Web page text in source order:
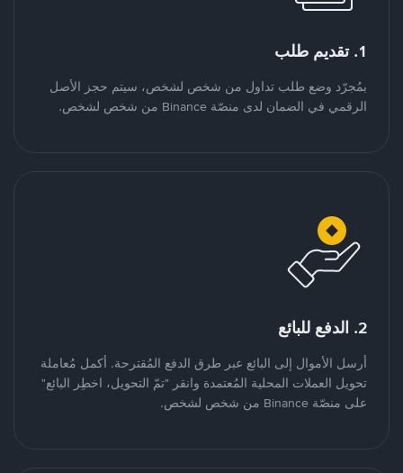
1. تقديم طلب
بمُجرّد وضع طلب تداول من شخص لشخص، سيتم حجز الأصل
الرقمي في الضمان لدى منصّة Binance من شخص لشخص.
2. الدفع للبائع
أرسل الأموال إلى البائع عبر طرق الدفع المُقترحة. أكمل مُعاملة
تحويل العملات المحلية المُعتمدة وانقر "تمّ التحويل، اخطِر البائع"
على منصّة Binance من شخص لشخص.